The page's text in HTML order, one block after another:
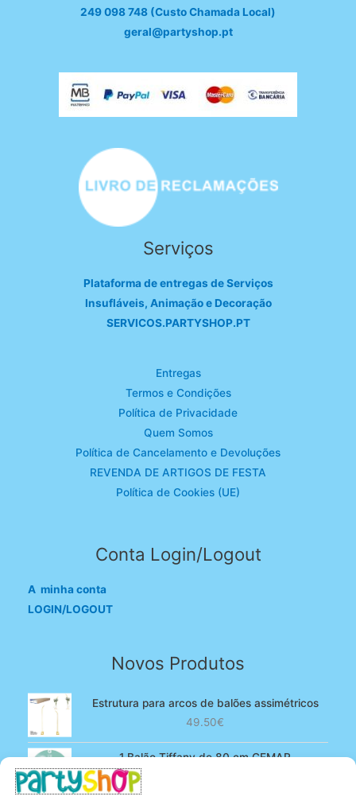
249 098 748 (Custo Chamada Local)
geral@partyshop.pt
Serviços
Plataforma de entregas de Serviços
Insufláveis, Animação e Decoração
SERVICOS.PARTYSHOP.PT
Entregas
Termos e Condições
Política de Privacidade
Quem Somos
Política de Cancelamento e Devoluções
REVENDA DE ARTIGOS DE FESTA
Política de Cookies (UE)
Conta Login/Logout
A minha conta
LOGIN/LOGOUT
Novos Produtos
Estrutura para arcos de balões assimétricos
49.50€
1 Balão Tiffany de 80 cm GEMAR